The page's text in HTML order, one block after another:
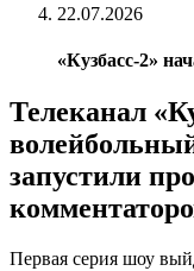
22.07.2026
«Кузбасс-2»
Телеканал
запустили
Первая серия шоу